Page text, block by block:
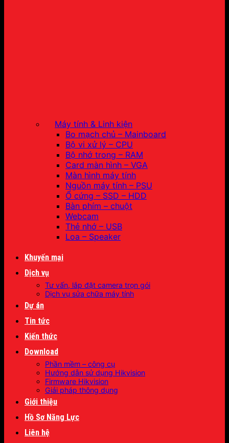
Máy tính & Linh kiện
Bo mạch chủ – Mainboard
Bộ vi xử lý – CPU
Bộ nhớ trong – RAM
Card màn hình – VGA
Màn hình máy tính
Nguồn máy tính – PSU
Ổ cứng – SSD – HDD
Bàn phím – chuột
Webcam
Thẻ nhớ – USB
Loa – Speaker
Khuyến mại
Dịch vụ
Tư vấn, lắp đặt camera trọn gói
Dịch vụ sửa chữa máy tính
Dự án
Tin tức
Kiến thức
Download
Phần mềm – công cụ
Hướng dẫn sử dụng Hikvision
Firmware Hikvision
Giải pháp thông dụng
Giới thiệu
Hồ Sơ Năng Lực
Liên hệ